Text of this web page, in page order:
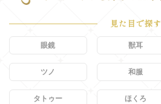
見た目で探す
眼鏡 獣耳
ツノ 和服
タトゥー ほくろ